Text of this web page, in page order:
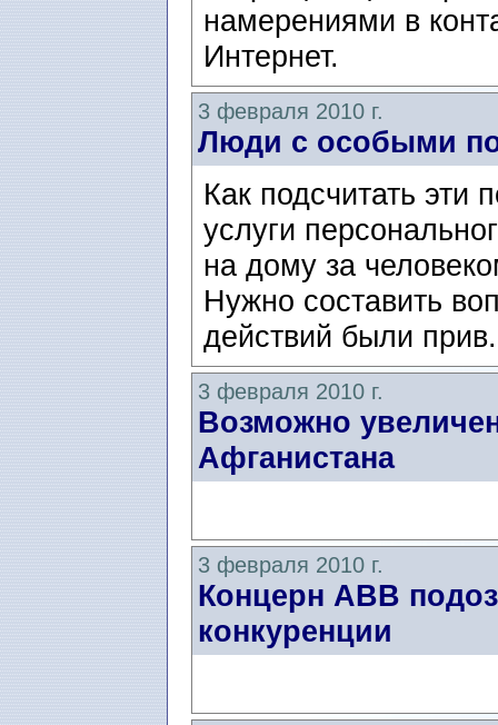
намерениями в
Интернет.
3 февраля 2010 г.
Люди с особыми
Как подсчитать эти
услуги
на дому за
Нужно составить
действий были
3 февраля 2010 г.
Возможно
Афганистана
3 февраля 2010 г.
Концерн АВВ
конкуренции